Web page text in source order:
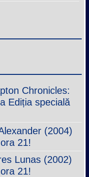
Chronicles:
Ediția specială
(2004)
21!
Lunas (2002)
21!